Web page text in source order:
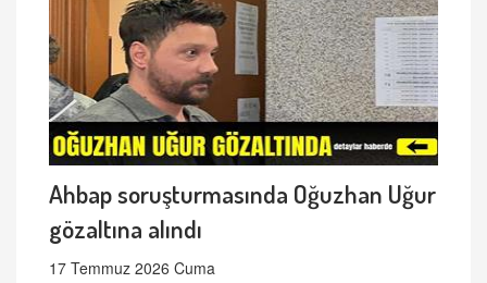
Ahbap soruşturmasında Oğuzhan Uğur
gözaltına alındı
17 Temmuz 2026 Cuma